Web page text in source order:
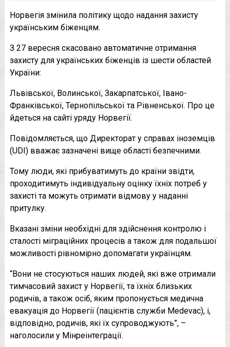
Норвегія змінила політику щодо надання захисту
українським біженцям.
З 27 вересня скасовано автоматичне отримання
захисту для українських біженців із шести областей
України:
Львівської, Волинської, Закарпатської, Івано-
Франківської, Тернопільської та Рівненської. Про це
йдеться на сайті уряду Норвегії.
Повідомляється, що Директорат у справах іноземців
(UDI) вважає зазначені вище області безпечними.
Тому люди, які прибуватимуть до країни звідти,
проходитимуть індивідуальну оцінку їхніх потреб у
захисті та можуть отримати відмову у наданні
притулку.
Вказані зміни необхідні для здійснення контролю і
сталості міграційних процесів а також для подальшої
можливості рівномірно допомагати українцям.
“Вони не стосуються наших людей, які вже отримали
тимчасовий захист у Норвегії, та їхніх близьких
родичів, а також осіб, яким пропонується медична
евакуація до Норвегії (пацієнтів служби Medevac), і,
відповідно, родичів, які їх супроводжують”, –
наголосили у Мінреінтеграції.